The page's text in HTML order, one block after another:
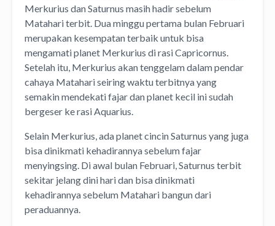
Merkurius dan Saturnus masih hadir sebelum
Matahari terbit. Dua minggu pertama bulan Februari
merupakan kesempatan terbaik untuk bisa
mengamati planet Merkurius di rasi Capricornus.
Setelah itu, Merkurius akan tenggelam dalam pendar
cahaya Matahari seiring waktu terbitnya yang
semakin mendekati fajar dan planet kecil ini sudah
bergeser ke rasi Aquarius.
Selain Merkurius, ada planet cincin Saturnus yang juga
bisa dinikmati kehadirannya sebelum fajar
menyingsing. Di awal bulan Februari, Saturnus terbit
sekitar jelang dini hari dan bisa dinikmati
kehadirannya sebelum Matahari bangun dari
peraduannya.